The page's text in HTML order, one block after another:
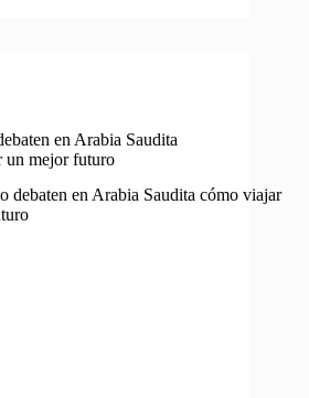
en Arabia Saudita
un mejor futuro